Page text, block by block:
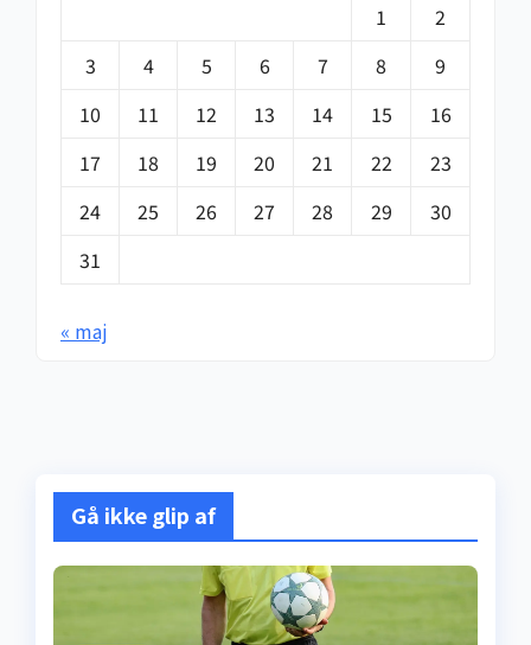
1
2
3
4 5 6 7 8
9
10
11 12 13 14 15
16
17
18 19 20 21 22
23
24
25 26 27 28 29
30
31
« maj
Gå ikke glip af